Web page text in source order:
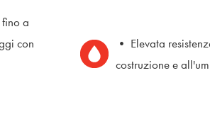
a
con
• Elevata
costruzione e